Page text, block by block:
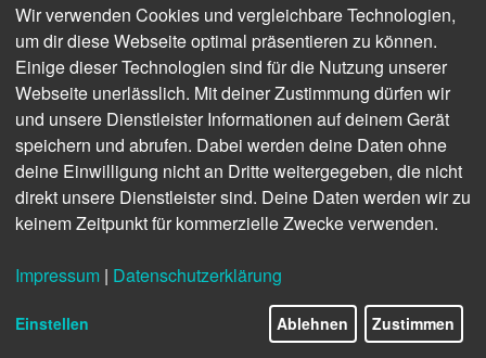
Wir verwenden Cookies und vergleichbare Technologien,
um dir diese Webseite optimal präsentieren zu können.
Einige dieser Technologien sind für die Nutzung unserer
Webseite unerlässlich. Mit deiner Zustimmung dürfen wir
und unsere Dienstleister Informationen auf deinem Gerät
speichern und abrufen. Dabei werden deine Daten ohne
deine Einwilligung nicht an Dritte weitergegeben, die nicht
direkt unsere Dienstleister sind. Deine Daten werden wir zu
keinem Zeitpunkt für kommerzielle Zwecke verwenden.
Impressum | Datenschutzerklärung
Einstellen Ablehnen Zustimmen